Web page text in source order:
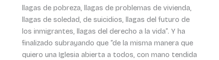
llagas de pobreza, llagas de problemas de vivienda,
llagas de soledad, de suicidios, llagas del futuro de
los inmigrantes, llagas del derecho a la vida”. Y ha
finalizado subrayando que “de la misma manera que
quiero una Iglesia abierta a todos, con mano tendida